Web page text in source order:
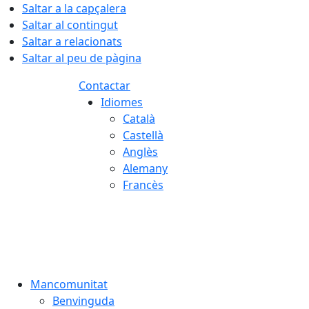
Saltar a la capçalera
Saltar al contingut
Saltar a relacionats
Saltar al peu de pàgina
Contactar
Idiomes
Català
Castellà
Anglès
Alemany
Francès
Mancomunitat
Benvinguda